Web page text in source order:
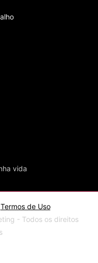
vida
Termos de Uso
- Todos os direitos